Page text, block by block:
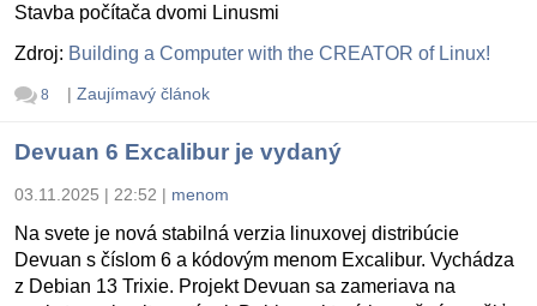
Stavba počítača dvomi Linusmi
Zdroj: Building a Computer with the CREATOR of Linux!
8 | Zaujímavý článok
Devuan 6 Excalibur je vydaný
03.11.2025 | 22:52 | menom
Na svete je nová stabilná verzia linuxovej distribúcie
Devuan s číslom 6 a kódovým menom Excalibur. Vychádza
z Debian 13 Trixie. Projekt Devuan sa zameriava na